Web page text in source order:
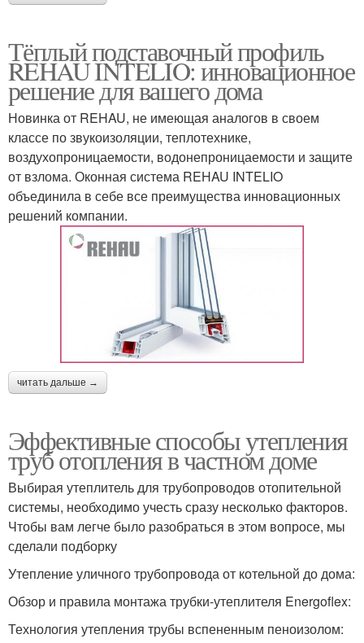
Тёплый подставочный профиль
REHAU INTELIO: инновационное
решение для вашего дома
Новинка от REHAU, не имеющая аналогов в своем
классе по звукоизоляции, теплотехнике,
воздухопроницаемости, водонепроницаемости и защите
от взлома. Оконная система REHAU INTELIO
объединила в себе все преимущества инновационных
решений компании.
читать дальше →
Эффективные способы утепления
труб отопления в частном доме
Выбирая утеплитель для трубопроводов отопительной
системы, необходимо учесть сразу несколько факторов.
Чтобы вам легче было разобраться в этом вопросе, мы
сделали подборку
Утепление уличного трубопровода от котельной до дома:
Обзор и правила монтажа трубки-утеплителя Energoflex:
Технология утепления трубы вспененным пеноизолом: